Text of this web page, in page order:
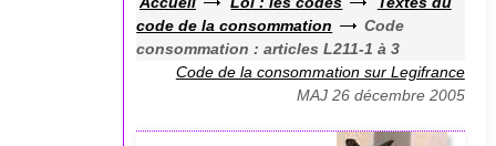
code de la consommation
Code
consommation : articles L211-1 à 3
Code de la consommation sur Legifrance
MAJ 26 décembre 2005